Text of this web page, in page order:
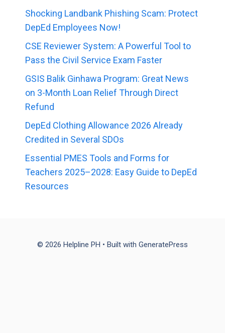
Shocking Landbank Phishing Scam: Protect
DepEd Employees Now!
CSE Reviewer System: A Powerful Tool to
Pass the Civil Service Exam Faster
GSIS Balik Ginhawa Program: Great News
on 3-Month Loan Relief Through Direct
Refund
DepEd Clothing Allowance 2026 Already
Credited in Several SDOs
Essential PMES Tools and Forms for
Teachers 2025–2028: Easy Guide to DepEd
Resources
© 2026 Helpline PH • Built with GeneratePress